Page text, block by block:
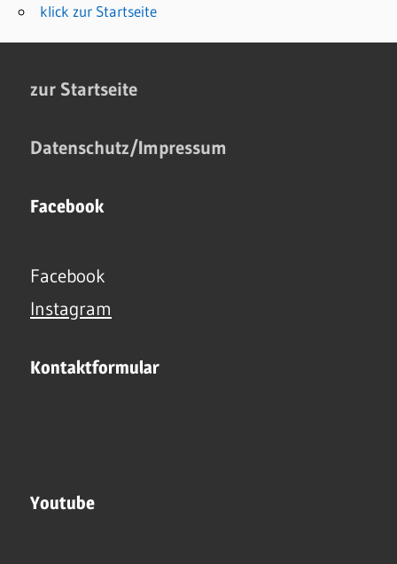
klick zur Startseite
zur Startseite
Datenschutz/Impressum
Facebook
Facebook
Instagram
Kontaktformular
Youtube